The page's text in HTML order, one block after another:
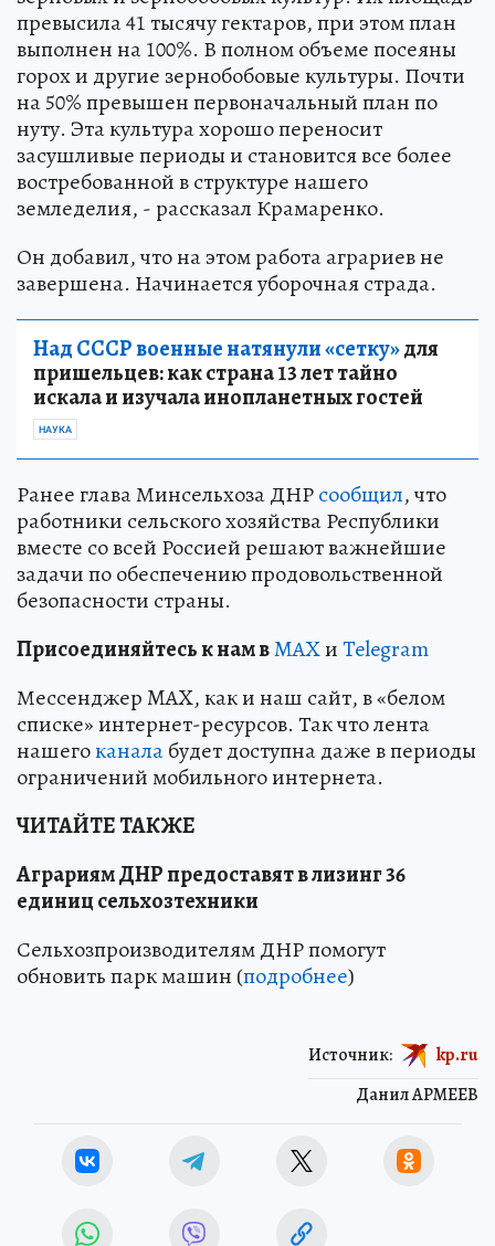
превысила 41 тысячу гектаров, при этом план
выполнен на 100%. В полном объеме посеяны
горох и другие зернобобовые культуры. Почти
на 50% превышен первоначальный план по
нуту. Эта культура хорошо переносит
засушливые периоды и становится все более
востребованной в структуре нашего
земледелия, - рассказал Крамаренко.
Он добавил, что на этом работа аграриев не
завершена. Начинается уборочная страда.
Над СССР военные натянули «сетку»для
пришельцев: как страна 13 лет тайно
искала и изучала инопланетных гостей
НАУКА
Ранее глава Минсельхоза ДНРсообщил, что
работники сельского хозяйства Республики
вместе со всей Россией решают важнейшие
задачи по обеспечению продовольственной
безопасности страны.
Присоединяйтесь к нам вMAXиTelegram
Мессенджер MAX, как и наш сайт, в «белом
списке» интернет-ресурсов. Так что лента
нашегоканалабудет доступна даже в периоды
ограничений мобильного интернета.
ЧИТАЙТЕ ТАКЖЕ
Аграриям ДНР предоставят в лизинг 36
единиц сельхозтехники
Сельхозпроизводителям ДНР помогут
обновить парк машин (подробнее)
Данил АРМЕЕВ
Источник: kp.ru